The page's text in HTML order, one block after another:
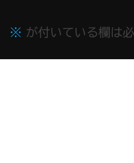
※ が付いている欄は